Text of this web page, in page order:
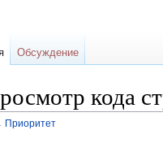
кода
Приоритет
Обсуждение